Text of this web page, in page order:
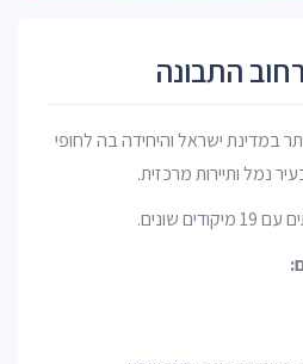
התבונה
במדינת ישראל והיחידה בה לחופי
נמל ותיירות מרכזית.